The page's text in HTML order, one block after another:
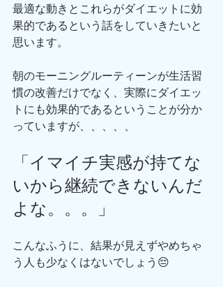
最適な動きとこれらがダイエットに効
果的であるという話をしていきたいと
思います。
朝のモーニングルーティーンが生活習
慣の改善だけでなく、実際にダイエッ
トにも効果的であるということが分か
っていますが、、、、、
「イマイチ実感が持てな
いから継続できないんだ
よな。。。」
こんなふうに、結果が見えずやめちゃ
う人も少なくはないでしょう😔